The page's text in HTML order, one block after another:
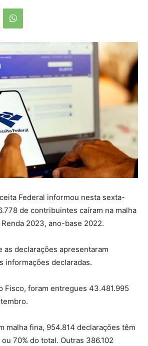
Federal informou nesta sexta-
de contribuintes caíram na malha
2023, ano-base 2022.
as declarações apresentaram
informações declaradas.
Fisco, foram entregues 43.481.995
malha fina, 954.814 declarações têm
70% do total. Outras 386.102